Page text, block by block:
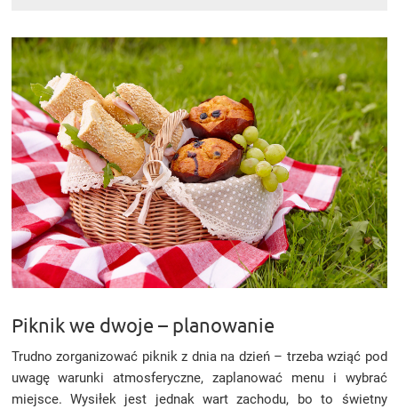
Piknik we dwoje – planowanie
Trudno zorganizować piknik z dnia na dzień – trzeba wziąć pod
uwagę warunki atmosferyczne, zaplanować menu i wybrać
miejsce. Wysiłek jest jednak wart zachodu, bo to świetny